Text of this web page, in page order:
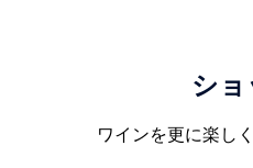
シ
ワインを更に楽し